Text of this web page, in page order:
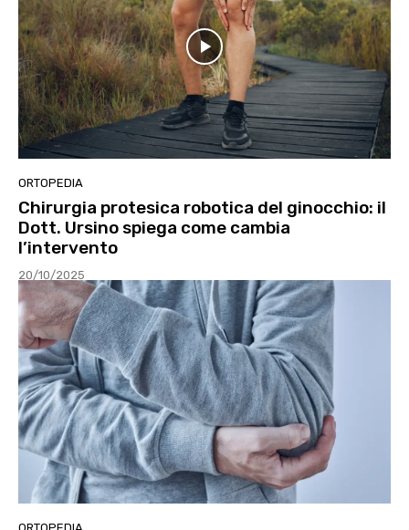
ORTOPEDIA
Chirurgia protesica robotica del ginocchio: il
Dott. Ursino spiega come cambia
l’intervento
20/10/2025